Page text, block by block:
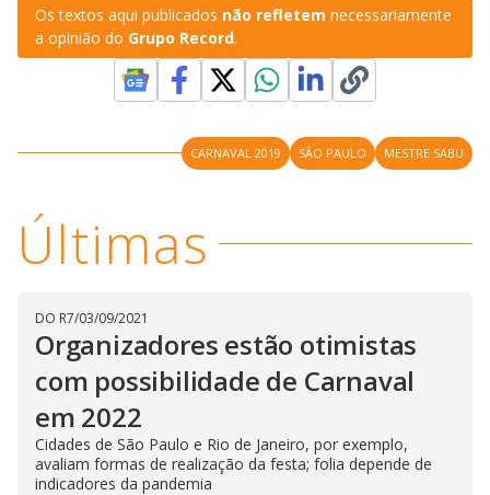
Os textos aqui publicados não refletem necessariamente
a opinião do Grupo Record.
CARNAVAL 2019 SÃO PAULO MESTRE SABU
Últimas
DO R7/03/09/2021
Organizadores estão otimistas
com possibilidade de Carnaval
em 2022
Cidades de São Paulo e Rio de Janeiro, por exemplo,
avaliam formas de realização da festa; folia depende de
indicadores da pandemia